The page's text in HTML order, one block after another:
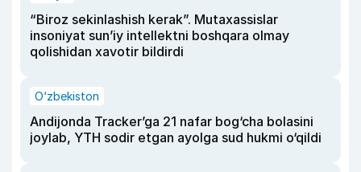
“Biroz sekinlashish kerak”. Mutaxassislar
insoniyat sun’iy intellektni boshqara olmay
qolishidan xavotir bildirdi
O‘zbekiston
Andijonda Tracker’ga 21 nafar bog‘cha bolasini
joylab, YTH sodir etgan ayolga sud hukmi o‘qildi